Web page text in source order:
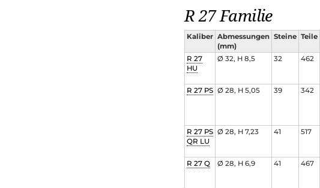
R 27 Familie
Kaliber Abmessungen
(mm)
Steine Teile
R 27
HU
Ø 32, H 8,5 32 462
R 27 PS Ø 28, H 5,05 39 342
R 27 PS
QR LU
Ø 28, H 7,23 41 517
R 27 Q Ø 28, H 6,9 41 467